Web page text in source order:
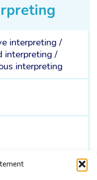
interpreting/
interpreting/
interpreting